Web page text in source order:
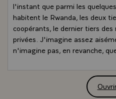
l'instant que parmi les
habitent le Rwanda, les deux
coopérants, le dernier tiers
privées. J'imagine assez
n'imagine pas, en revanche,
contrat de quelques années,
pour celles et ceux d'entre